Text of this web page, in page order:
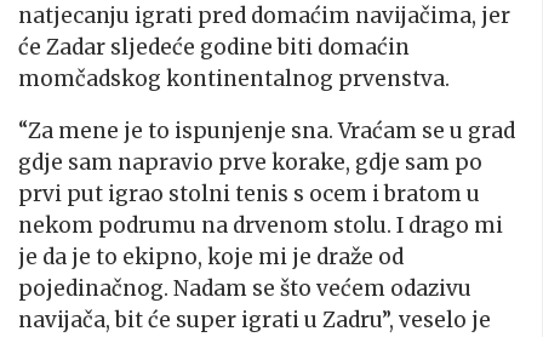
natjecanju igrati pred domaćim navijačima, jer
će Zadar sljedeće godine biti domaćin
momčadskog kontinentalnog prvenstva.
“Za mene je to ispunjenje sna. Vraćam se u grad
gdje sam napravio prve korake, gdje sam po
prvi put igrao stolni tenis s ocem i bratom u
nekom podrumu na drvenom stolu. I drago mi
je da je to ekipno, koje mi je draže od
pojedinačnog. Nadam se što većem odazivu
navijača, bit će super igrati u Zadru”, veselo je